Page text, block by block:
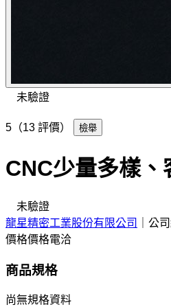
未驗證
5（13 評價） 檢舉
CNC少量多樣、
未驗證
龍星精密工業股份有限公司
公
價格價格電洽
商品規格
尚無規格資料